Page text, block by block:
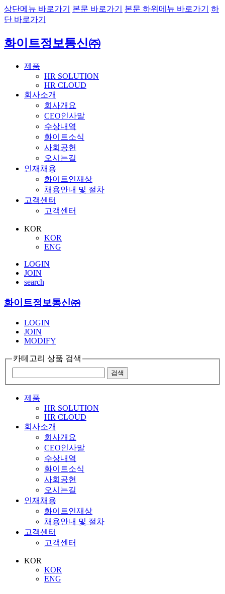
상단메뉴 바로가기 본문 바로가기 본문 하위메뉴 바로가기
하
단 바로가기
화이트정보통신㈜
제품
HR SOLUTION
HR CLOUD
회사소개
회사개요
CEO인사말
수상내역
화이트소식
사회공헌
오시는길
인재채용
화이트인재상
채용안내 및 절차
고객센터
고객센터
KOR
KOR
ENG
LOGIN
JOIN
search
화이트정보통신㈜
LOGIN
JOIN
MODIFY
카테고리 상품 검색
제품
HR SOLUTION
HR CLOUD
회사소개
회사개요
CEO인사말
수상내역
화이트소식
사회공헌
오시는길
인재채용
화이트인재상
채용안내 및 절차
고객센터
고객센터
KOR
KOR
ENG